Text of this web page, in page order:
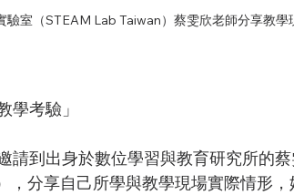
驗室（STEAM Lab Taiwan）蔡雯欣老師分享教學
考驗」
請到出身於數位學習與教育研究所的
，分享自己所學與教學現場實際情形